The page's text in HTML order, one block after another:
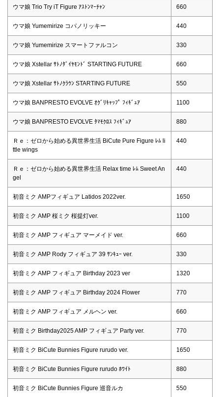
ウマ娘 Trio Try iT Figure ｱｽﾄﾝﾏｰﾁｬﾝ 660
ウマ娘 Yumemirize コパノリッキー 440
ウマ娘 Yumemirize スマートファルコン 330
ウマ娘 Xstellar ｻﾄﾉﾀﾞｲﾔﾓﾝﾄﾞ STARTING FUTURE 660
ウマ娘 Xstellar ｻﾄﾉｸﾗｳﾝ STARTING FUTURE 550
ウマ娘 BANPRESTO EVOLVE ｵｸﾞﾘｷｬｯﾌﾟ ﾌｨｷﾞｭｱ 1100
ウマ娘 BANPRESTO EVOLVE ﾀﾏﾓｸﾛｽ ﾌｨｷﾞｭｱ 880
Ｒｅ：ゼロから始める異世界生活 BiCute Pure Figure ﾚﾑ li
ttle wings
440
Ｒｅ：ゼロから始める異世界生活 Relax time ﾚﾑ Sweet An
gel
440
初音ミク AMPフィギュア Latidos 2022ver. 1650
初音ミク AMP 桜ミク 桜提灯ver. 1100
初音ミク AMP フィギュア マーメイド ver. 660
初音ミク AMP Rody フィギュア 39 ｻﾝｷｭｰ ver. 330
初音ミク AMP フィギュア Birthday 2023 ver 1320
初音ミク AMP フィギュア Birthday 2024 Flower 770
初音ミク AMP フィギュア メルヘン ver. 660
初音ミク Birthday2025 AMP フィギュア Party ver. 770
初音ミク BiCute Bunnies Figure rurudo ver. 1650
初音ミク BiCute Bunnies Figure rurudo ﾎﾜｲﾄ 880
初音ミク BiCute Bunnies Figure 巡音ルカ 550